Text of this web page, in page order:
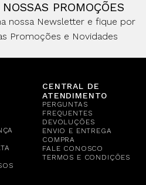
PROMOÇÕES
nossa Newsletter e fique por
Promoções e Novidades
CENTRAL DE
ATENDIMENTO
PERGUNTAS
FREQUENTES
DEVOLUÇÕES
ENVIO E ENTREGA
COMPRA
FALE CONOSCO
TERMOS E CONDIÇÕES